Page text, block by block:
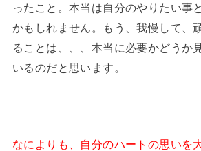
ったこと。本当は自分のやりたい事
かもしれません。もう、我慢して、
ることは、、、本当に必要かどうか
いるのだと思います。
なによりも、自分のハートの思いを